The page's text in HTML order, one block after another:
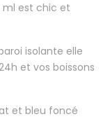
ml est chic et
isolante elle
et vos boissons
et bleu foncé